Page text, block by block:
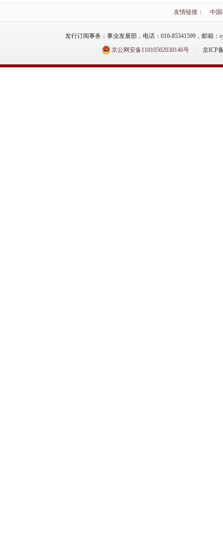
友情链接： 中
发行订阅事务：事业发展部，电话：010-85341599，邮箱：
京公网安备11010502030146号
京ICP